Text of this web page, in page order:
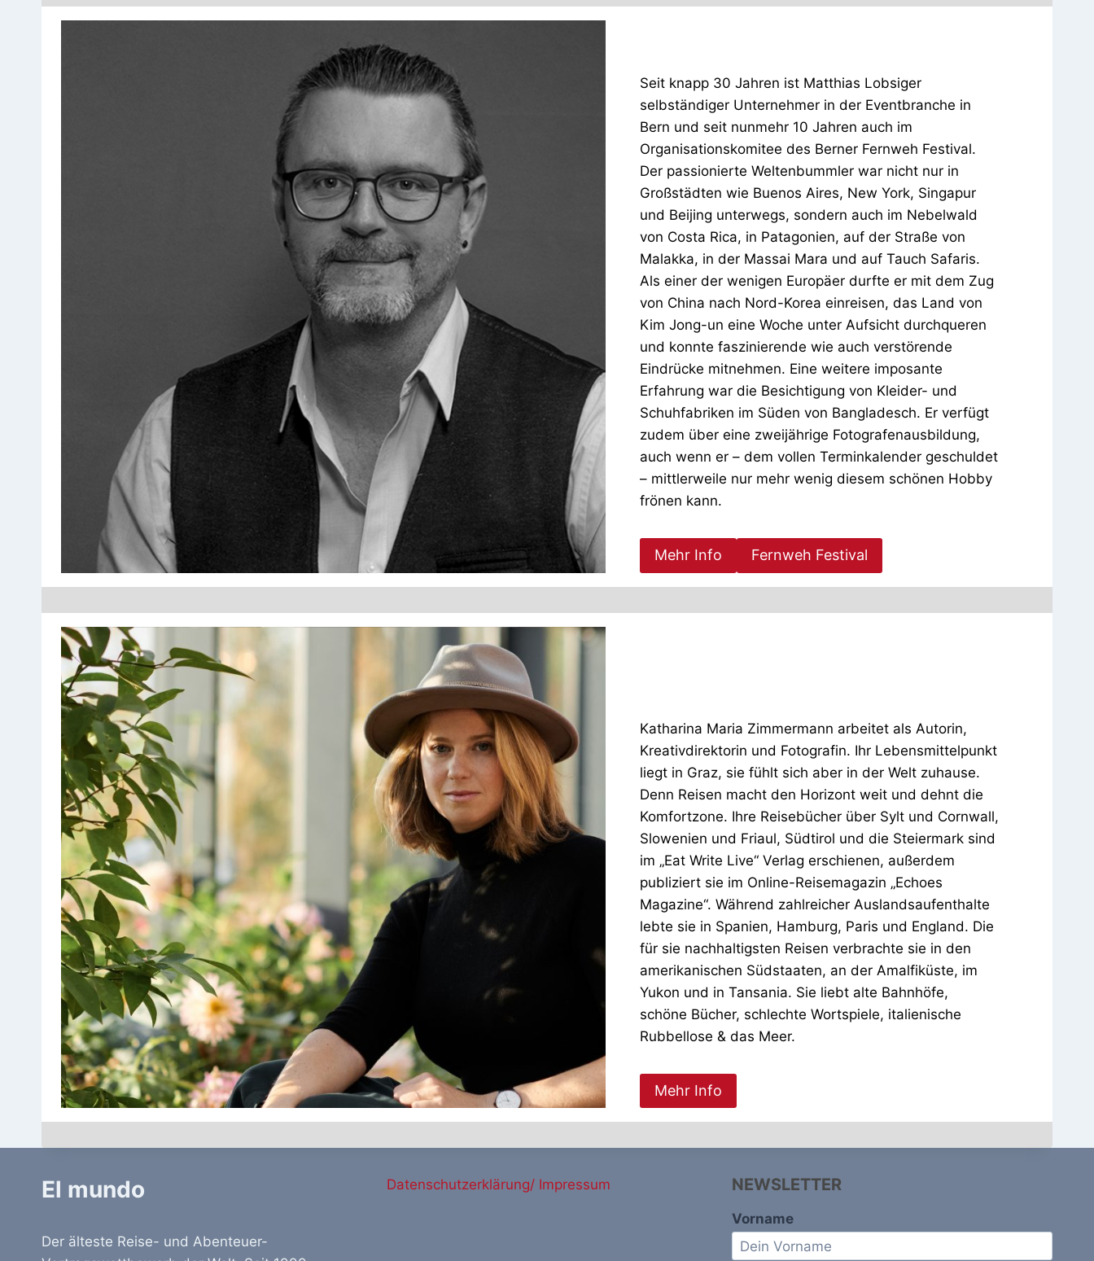
Seit knapp 30 Jahren ist Matthias Lobsiger
selbständiger Unternehmer in der Eventbranche in
Bern und seit nunmehr 10 Jahren auch im
Organisationskomitee des Berner Fernweh Festival.
Der passionierte Weltenbummler war nicht nur in
Großstädten wie Buenos Aires, New York, Singapur
und Beijing unterwegs, sondern auch im Nebelwald
von Costa Rica, in Patagonien, auf der Straße von
Malakka, in der Massai Mara und auf Tauch Safaris.
Als einer der wenigen Europäer durfte er mit dem Zug
von China nach Nord-Korea einreisen, das Land von
Kim Jong-un eine Woche unter Aufsicht durchqueren
und konnte faszinierende wie auch verstörende
Eindrücke mitnehmen. Eine weitere imposante
Erfahrung war die Besichtigung von Kleider- und
Schuhfabriken im Süden von Bangladesch. Er verfügt
zudem über eine zweijährige Fotografenausbildung,
auch wenn er – dem vollen Terminkalender geschuldet
– mittlerweile nur mehr wenig diesem schönen Hobby
frönen kann.
Mehr Info Fernweh Festival
Katharina Maria Zimmermann arbeitet als Autorin,
Kreativ­direktorin und Fotografin. Ihr Lebensmittelpunkt
liegt in Graz, sie fühlt sich aber in der Welt zuhause.
Denn Reisen macht den Horizont weit und dehnt die
Komfortzone. Ihre Reisebücher über Sylt und Cornwall,
Slowenien und Friaul, Südtirol und die Steiermark sind
im „Eat Write Live“ Verlag erschienen, außerdem
publiziert sie im Online-Reisemagazin „Echoes
Magazine“. Während zahlreicher Auslandsaufenthalte
lebte sie in Spanien, Hamburg, Paris und England. Die
für sie nachhaltigsten Reisen verbrachte sie in den
amerikanischen Südstaaten, an der Amalfiküste, im
Yukon und in Tansania. Sie liebt alte Bahnhöfe,
schöne Bücher, schlechte Wortspiele, italienische
Rubbellose & das Meer.
Mehr Info
El mundo
Der älteste Reise- und Abenteuer-
Datenschutzerklärung/ Impressum NEWSLETTER
Vorname